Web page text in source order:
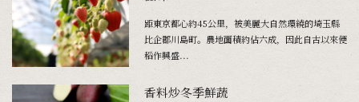
距東京都心約45公里，被美麗大自然環繞的埼玉縣
比企郡川島町。農地面積約佔六成，因此自古以來便
稻作興盛...
香料炒冬季鮮蔬